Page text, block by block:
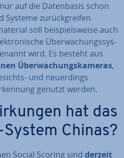
auf die Da­ten­ba­sis schon
Systeme zu­rück­grei­fen
soll bei­spiels­wei­se auch
Über­wa­chungs­sys­
wird. Es besteht aus
Über­wa­chungs­ka­me­ras,
und neu­er­dings
genutzt werden.
hat das
Chinas?
Social Scoring sind derzeit